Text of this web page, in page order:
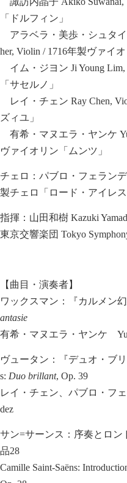
「ドルフィン」
アラベラ・美歩・シュタイ
her, Violin / 1716年製ヴァイ
イム・ジヨン Ji Young
「サセルノ」
レイ・チェン Ray Chen,
ズィユ」
有希・マヌエラ・ヤンケ
ヴァイオリン「ムンツ」
チェロ：パブロ・フェランデ
製チェロ「ロード・アイレス
指揮：山田和樹 Kazuki
東京交響楽団 Tokyo
【曲目・演奏者】
ワックスマン：『カルメン
antasie
有希・マヌエラ・ヤンケ
ヴュータン：『デュオ・ブ
s: Duo brillant, Op. 39
レイ・チェン、パブロ・フ
dez
サン=サーンス：序奏とロ
品28
Camille Saint-Saëns: